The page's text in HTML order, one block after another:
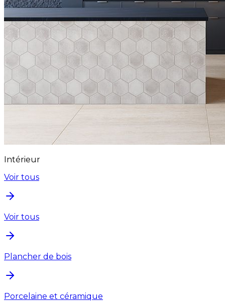
Intérieur
Voir tous
Voir tous
Plancher de bois
Porcelaine et céramique